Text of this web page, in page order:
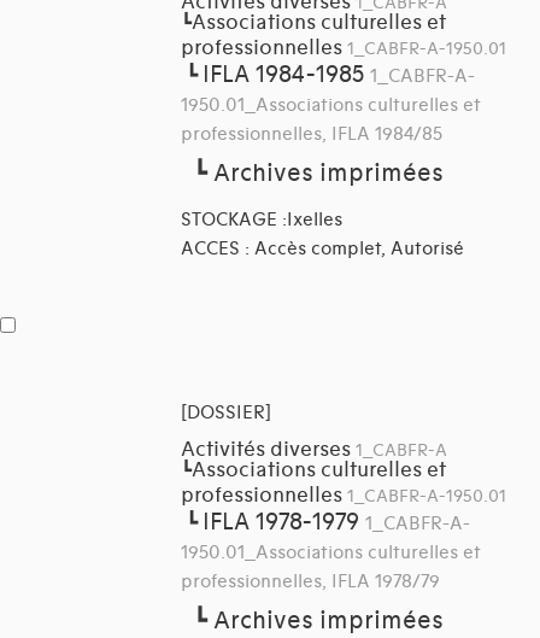
┗Associations culturelles et
professionnelles 1_CABFR-A-1950.01
┗ IFLA 1984-1985 1_CABFR-A-
1950.01_Associations culturelles et
professionnelles, IFLA 1984/85
┗Archives imprimées
STOCKAGE :Ixelles
ACCES : Accès complet, Autorisé
[DOSSIER]
Activités diverses 1_CABFR-A
┗Associations culturelles et
professionnelles 1_CABFR-A-1950.01
┗ IFLA 1978-1979 1_CABFR-A-
1950.01_Associations culturelles et
professionnelles, IFLA 1978/79
┗Archives imprimées